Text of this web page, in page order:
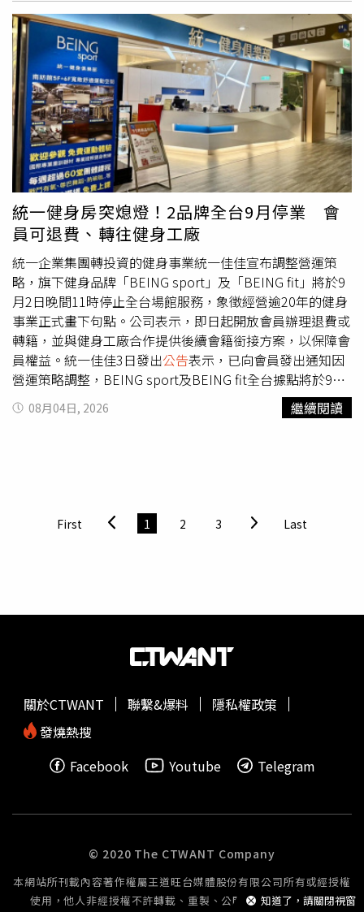
Android 7.1.2以下版本，用戶必須先升級手機作業系統，再
更新LINE應用程式至最新版本，才能符合持續使用條件。
不過，由於部分年份較久的手機可能已無法獲得系統更新支
援，因此LINE建議這類用戶改用符合最低系統需求的新裝
置。除了手機與平板外，Apple Watch用戶也受到此次調整
影響。LINE指出，Apple Watch需搭載watchOS 8.0以上版
本，且與其配對的iPhone內LINE版本須更新至14.6.3以上，
才能維持正常使用。如果Apple Watch目前仍使用watchOS
7.6.2以下版本，也必須先完成系統升級。LINE也提醒用
戶，可透過LINE首頁右上角的「設定」，進入「關於
LINE」確認目前使用的App版本；iPhone與iPad用戶則可開
啟「設定」，進入「一般」中的「軟體更新」查看系統版
本，Android手機則可在系統設定中檢查是否有可用更新。
官方也強調，部分舊手機即使目前仍能正常開啟LINE，但
在11月上旬停止支援後，仍可能無法繼續使用相關服務。因
此，若裝置已無法升級至最低需求版本，建議用戶提前備份
聊天紀錄，並確認LINE帳號已綁定電話號碼、Apple ID或
Google帳號，以便未來更換裝置時能順利轉移資料，避免
重要對話與帳號資訊遺失。
統一健身房突熄燈！2品牌全台9月停業 會
員可退費、轉往健身工廠
統一企業集團轉投資的健身事業統一佳佳宣布調整營運策
略，旗下健身品牌「BEING sport」及「BEING fit」將於9
月2日晚間11時停止全台場館服務，象徵經營逾20年的健身
事業正式畫下句點。公司表示，即日起開放會員辦理退費或
轉籍，並與健身工廠合作提供後續會籍銜接方案，以保障會
員權益。統一佳佳3日發出公告表示，已向會員發出通知因
營運策略調整，BEING sport及BEING fit全台據點將於9月
2日晚間結束所有健身服務，未來公司將把資源集中於Spa
美容相關業務，不再經營健身俱樂部。為協助會員完成後續
工廠將派員進駐全台BEING sport場館，提供會員轉籍諮詢
服務。原BEING sport及BEING fit會員若轉為健身工廠年約
BEING sport及BEING fit等品牌，其中BEING sport自2000
市場超過20年。值得注意的是，統一佳佳曾於2024年宣布
拓展營運版圖，規劃新增多處據點，包含與萬家福合作的土
年，公司宣布全面停止健身業務，退出健身市場，也讓不少
會員感到意外。統一佳佳表示，此次調整是基於整體營運策
轉向Spa美容服務。
08月04日, 2026 繼續閱讀
First 1 2 3 Last
知道了，請關閉視窗
關於CTWANT 聯繫&爆料
隱私權政策
發燒熱搜
Facebook
Youtube Telegram
© 2020 The CTWANT Company
本網站所刊載內容著作權屬王道旺台媒體股份有限公司所有或經授權
使用，他人非經授權不許轉載、重製、公開播送或公開傳輸。